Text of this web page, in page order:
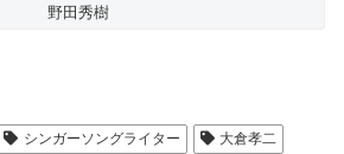
野田秀樹
シンガーソングライター
大倉孝二